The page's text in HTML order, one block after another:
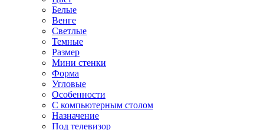
Белые
Венге
Светлые
Темные
Размер
Мини стенки
Форма
Угловые
Особенности
С компьютерным столом
Назначение
Под телевизор